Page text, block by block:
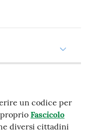
un codice per
Fascicolo
diversi cittadini